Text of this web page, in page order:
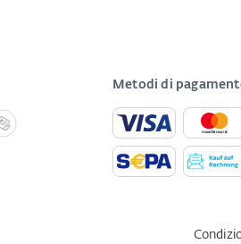
Metodi di